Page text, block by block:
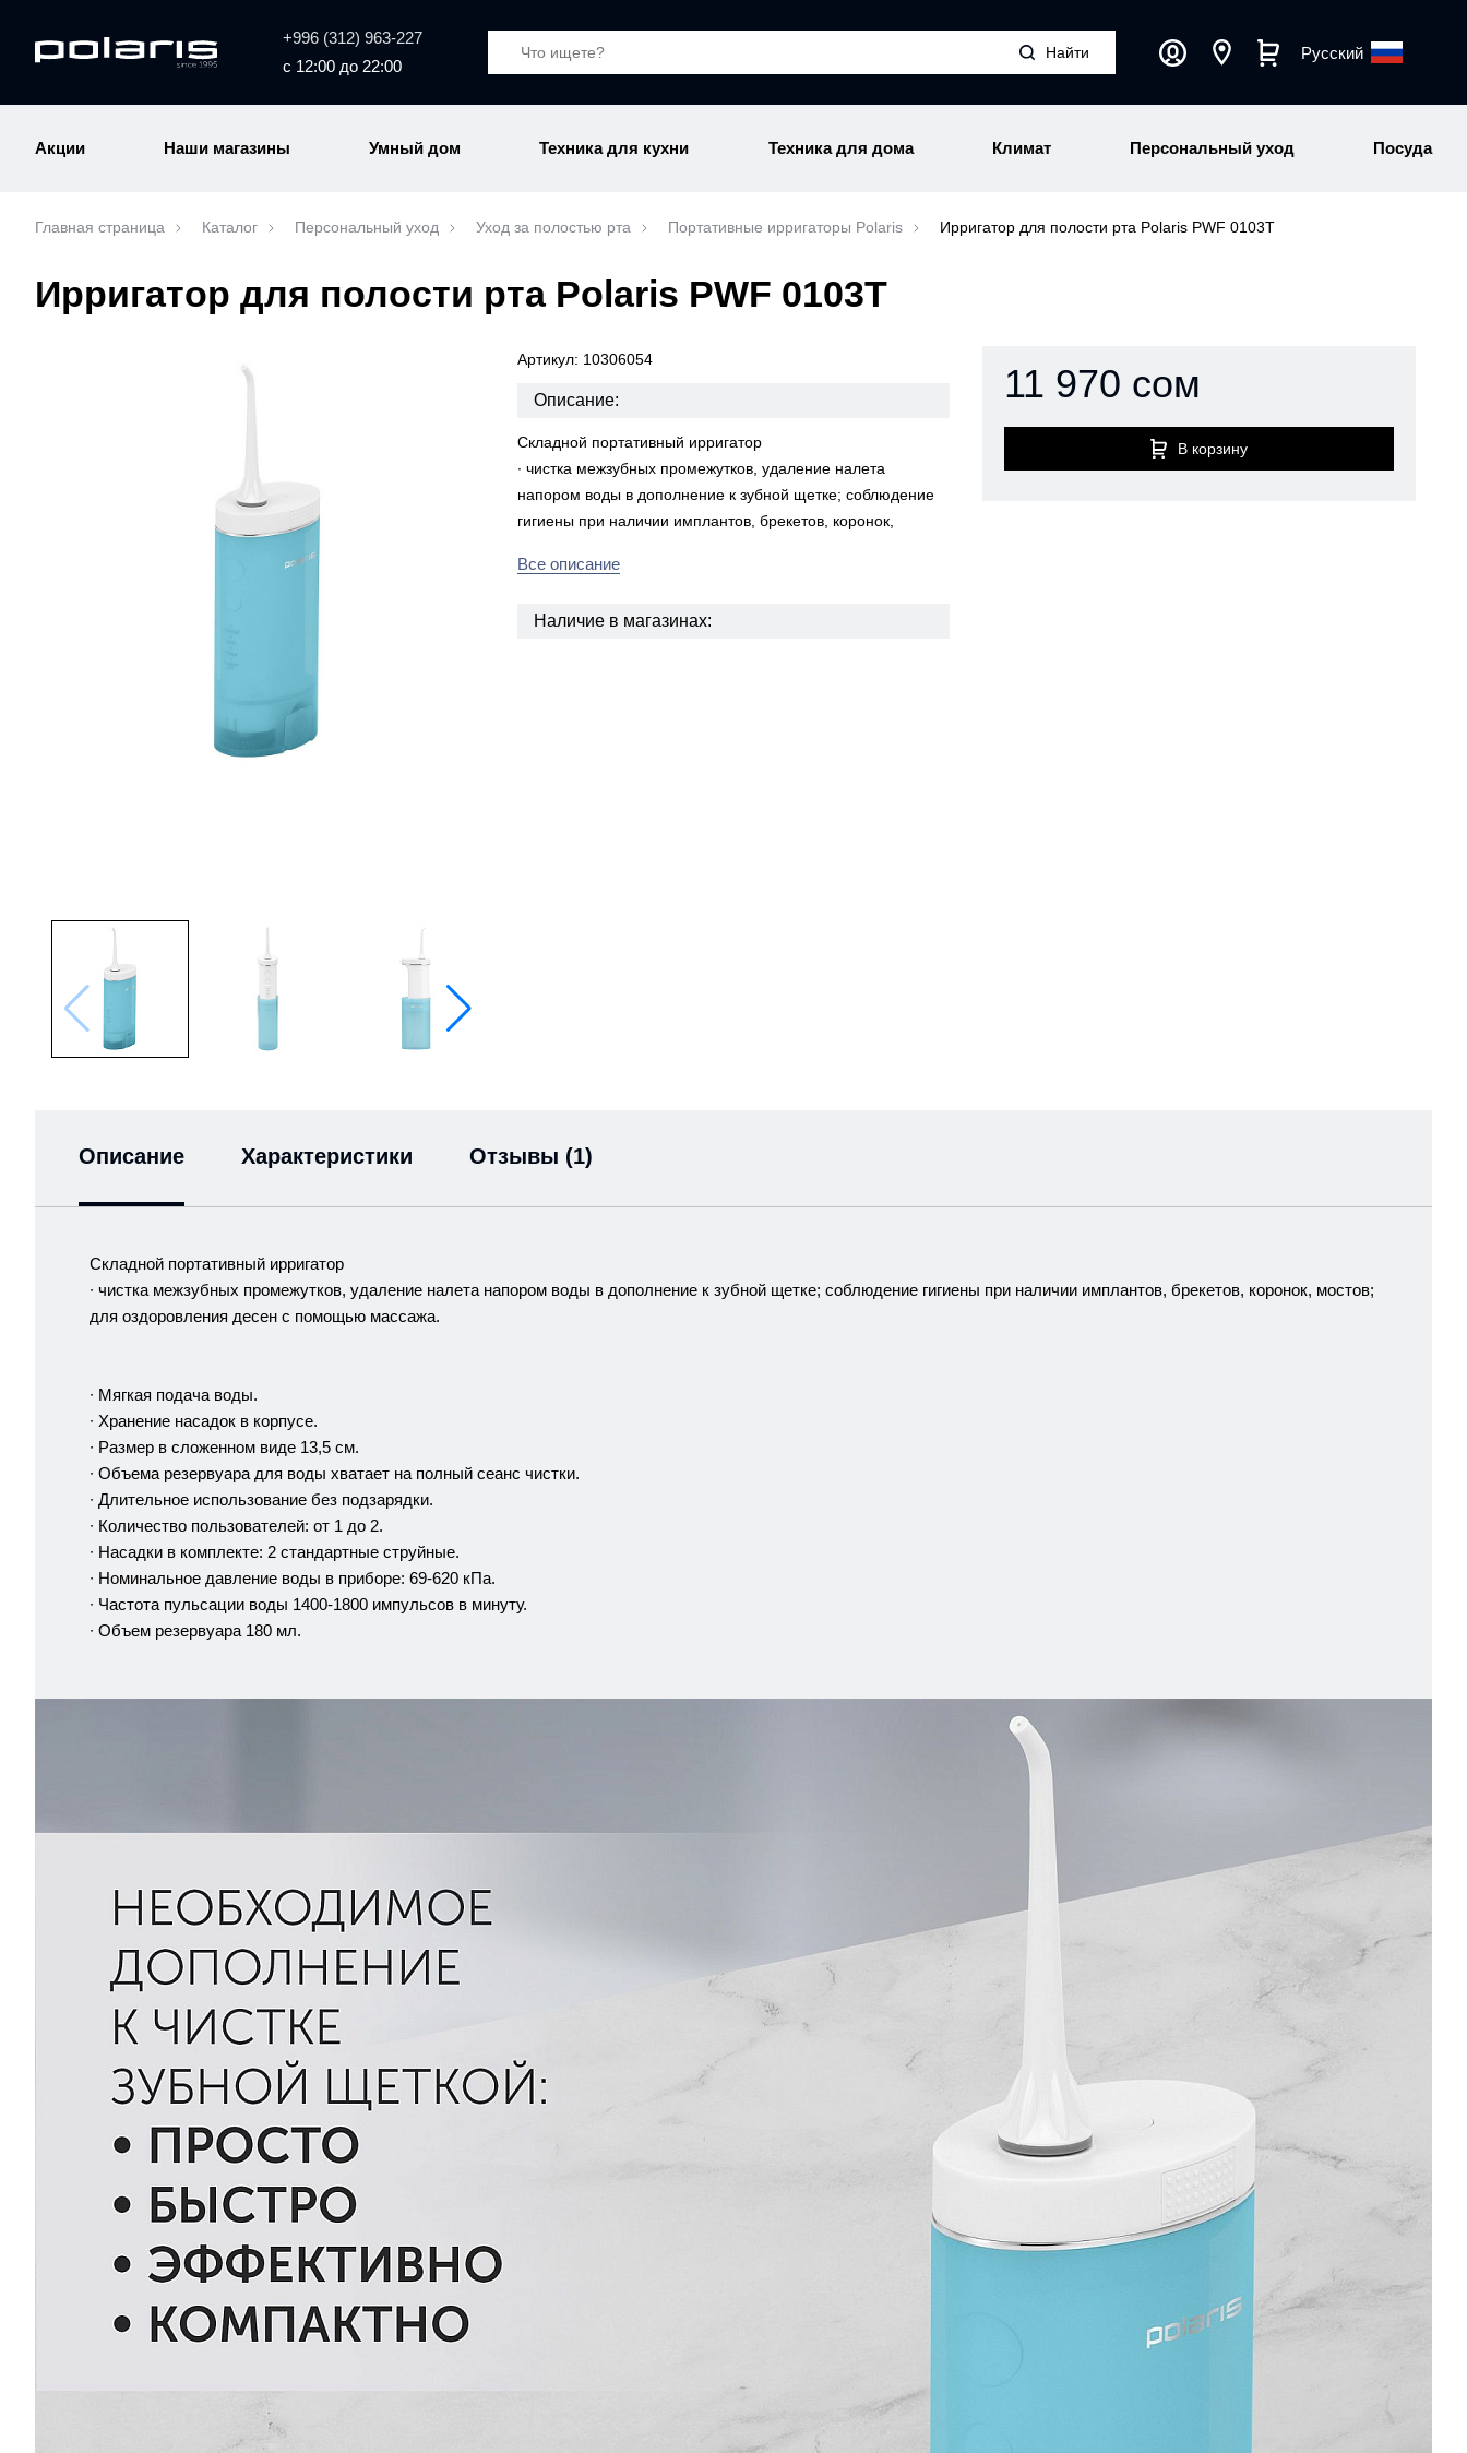
+996 (312) 963-227
с 12:00 до 22:00
Русский
Акции Наши магазины Умный дом Техника для кухни Техника для дома Климат Персональный уход Посуда
Главная страница Каталог Персональный уход Уход за полостью рта Портативные ирригаторы Polaris Ирригатор для полости рта Polaris PWF 0103T
Ирригатор для полости рта Polaris PWF 0103T
Артикул: 10306054
Описание:
Складной портативный ирригатор
∙ чистка межзубных промежутков, удаление налета
напором воды в дополнение к зубной щетке; соблюдение
гигиены при наличии имплантов, брекетов, коронок,
Все описание
Наличие в магазинах:
11 970 сом
В корзину
Описание Характеристики Отзывы (1)
Складной портативный ирригатор
∙ чистка межзубных промежутков, удаление налета напором воды в дополнение к зубной щетке; соблюдение гигиены при наличии имплантов, брекетов, коронок, мостов;
для оздоровления десен с помощью массажа.
∙ Мягкая подача воды.
∙ Хранение насадок в корпусе.
∙ Размер в сложенном виде 13,5 см.
∙ Объема резервуара для воды хватает на полный сеанс чистки.
∙ Длительное использование без подзарядки.
∙ Количество пользователей: от 1 до 2.
∙ Насадки в комплекте: 2 стандартные струйные.
∙ Номинальное давление воды в приборе: 69-620 кПа.
∙ Частота пульсации воды 1400-1800 импульсов в минуту.
∙ Объем резервуара 180 мл.